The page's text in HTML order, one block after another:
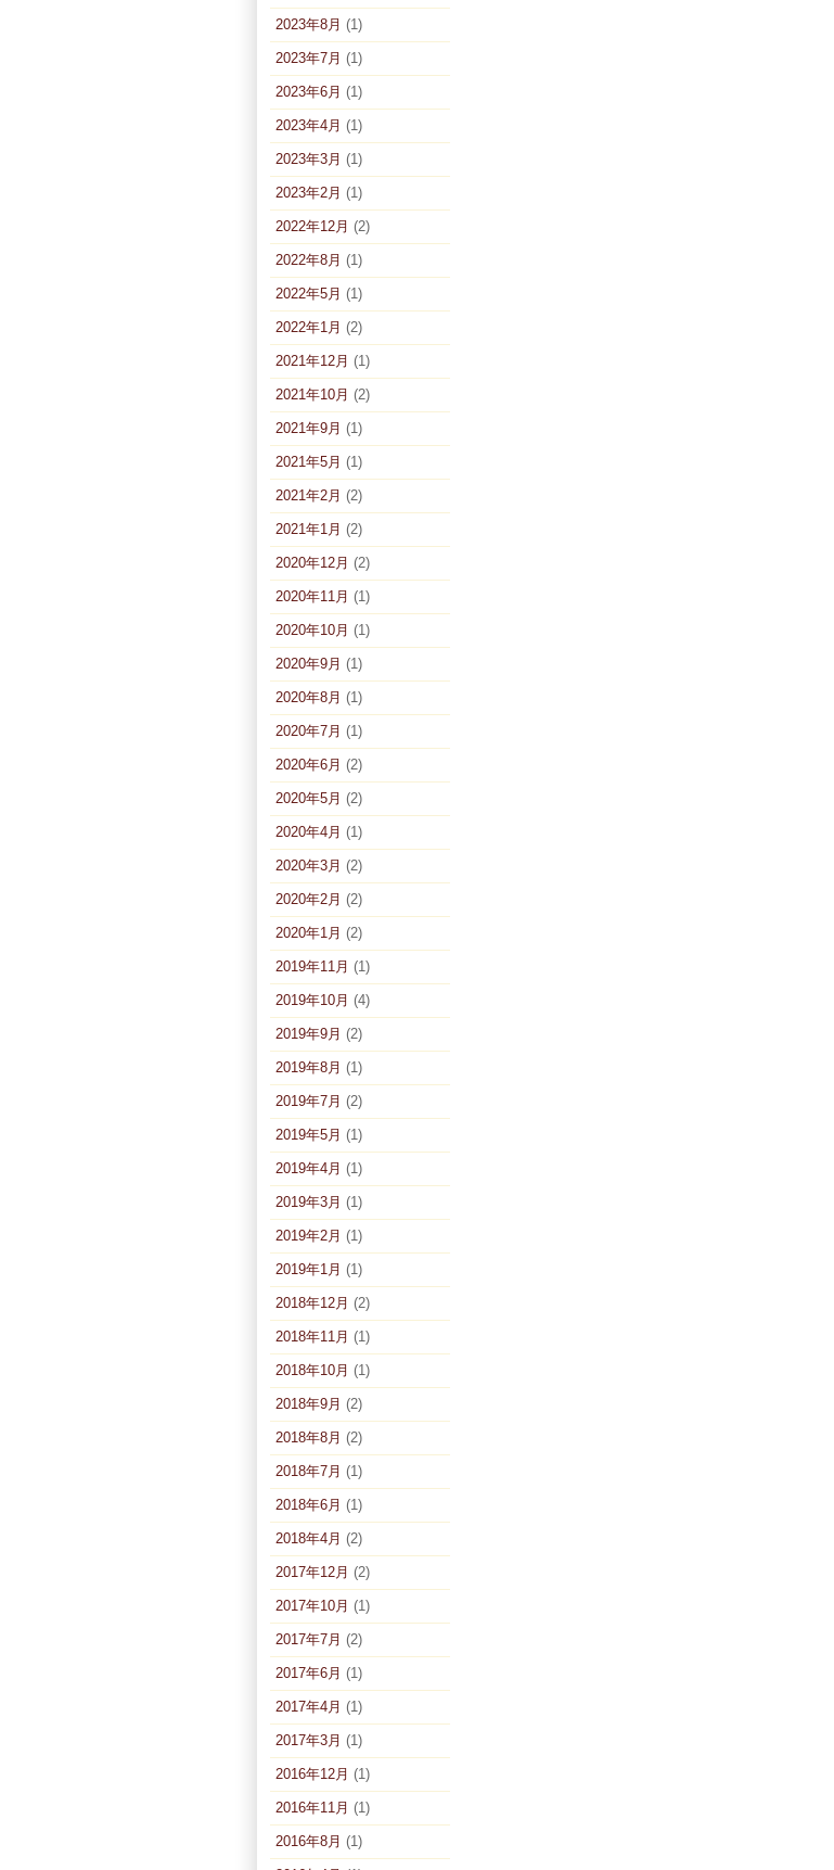
2023年8月 (1)
2023年7月 (1)
2023年6月 (1)
2023年4月 (1)
2023年3月 (1)
2023年2月 (1)
2022年12月 (2)
2022年8月 (1)
2022年5月 (1)
2022年1月 (2)
2021年12月 (1)
2021年10月 (2)
2021年9月 (1)
2021年5月 (1)
2021年2月 (2)
2021年1月 (2)
2020年12月 (2)
2020年11月 (1)
2020年10月 (1)
2020年9月 (1)
2020年8月 (1)
2020年7月 (1)
2020年6月 (2)
2020年5月 (2)
2020年4月 (1)
2020年3月 (2)
2020年2月 (2)
2020年1月 (2)
2019年11月 (1)
2019年10月 (4)
2019年9月 (2)
2019年8月 (1)
2019年7月 (2)
2019年5月 (1)
2019年4月 (1)
2019年3月 (1)
2019年2月 (1)
2019年1月 (1)
2018年12月 (2)
2018年11月 (1)
2018年10月 (1)
2018年9月 (2)
2018年8月 (2)
2018年7月 (1)
2018年6月 (1)
2018年4月 (2)
2017年12月 (2)
2017年10月 (1)
2017年7月 (2)
2017年6月 (1)
2017年4月 (1)
2017年3月 (1)
2016年12月 (1)
2016年11月 (1)
2016年8月 (1)